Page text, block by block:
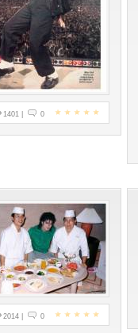
1401 | 0
2014 | 0